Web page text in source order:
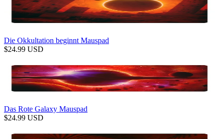
Die Okkultation beginnt Mauspad
$24.99 USD
Das Rote Galaxy Mauspad
$24.99 USD